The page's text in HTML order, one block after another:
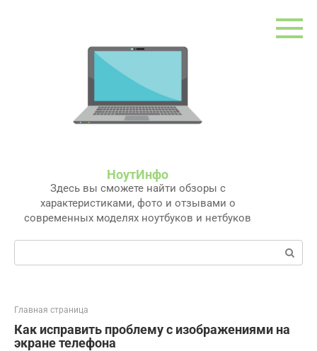
НоутИнфо
Здесь вы сможете найти обзоры с
характеристиками, фото и отзывами о
современных моделях ноутбуков и нетбуков
Поиск:
Главная страница
Как исправить проблему с изображениями на
экране телефона